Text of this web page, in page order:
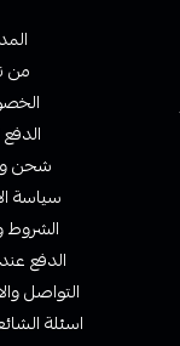
من
الدفع
شحن
سياسة
الشروط
الدفع
التواصل
اسئلة